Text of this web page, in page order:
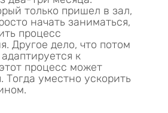
только пришел в зал,
начать заниматься,
процесс
Другое дело, что потом
к
процесс может
Тогда уместно ускорить